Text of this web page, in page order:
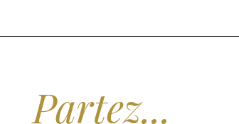
Partez...